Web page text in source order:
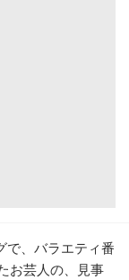
で、バラエティ番
お芸人の、見事